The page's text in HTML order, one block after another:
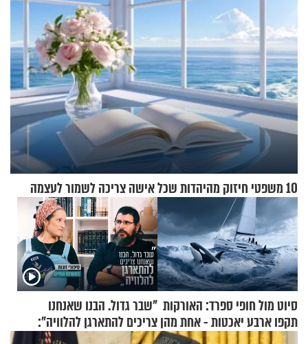
10 משפטי חיזוק מהיהדות שכל אישה צריכה לשמור לעצמה
סיוט מול חופי ספרד: האורקות
תקפו ארבע יאכטות - אחת מהן
טבעה
"שבר גדול. הבנו שאנחנו
צריכים להתארגן להלוויה":
זוגיות במבחן, הפעם עם מרים